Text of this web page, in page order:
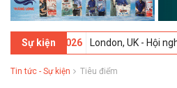
Sự kiện
2026 London, UK - Hội nghị
Tin tức - Sự kiện Tiêu điểm